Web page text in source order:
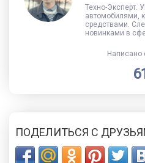
Техно-Эксперт.
автомобилями,
средствами.
новинками в
Написано
ПОДЕЛИТЬСЯ С